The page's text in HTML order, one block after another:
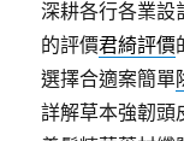
深耕各行各業設
的評價君綺評價
選擇合適案簡單
詳解草本強韌頭